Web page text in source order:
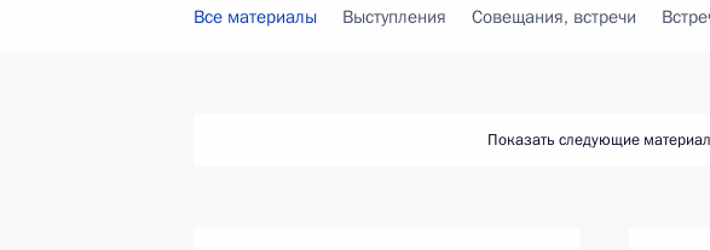
Все материалы Выступления Совещания, встречи
Показать следующие